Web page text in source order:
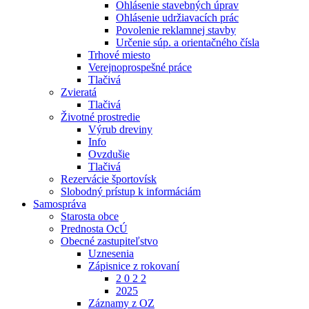
Ohlásenie stavebných úprav
Ohlásenie udržiavacích prác
Povolenie reklamnej stavby
Určenie súp. a orientačného čísla
Trhové miesto
Verejnoprospešné práce
Tlačivá
Zvieratá
Tlačivá
Životné prostredie
Výrub dreviny
Info
Ovzdušie
Tlačivá
Rezervácie športovísk
Slobodný prístup k informáciám
Samospráva
Starosta obce
Prednosta OcÚ
Obecné zastupiteľstvo
Uznesenia
Zápisnice z rokovaní
2 0 2 2
2025
Záznamy z OZ